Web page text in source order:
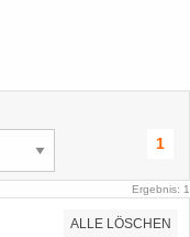
1
Ergebnis: 1
ALLE LÖSCHEN